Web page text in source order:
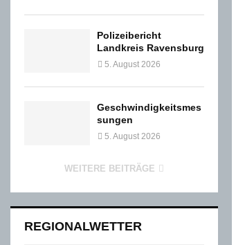
Polizeibericht
Landkreis Ravensburg
5. August 2026
Geschwindigkeitsmes
sungen
5. August 2026
WEITERE BEITRÄGE
REGIONALWETTER